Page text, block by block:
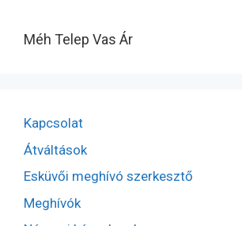
Méh Telep Vas Ár
Kapcsolat
Átváltások
Esküvői meghívó szerkesztő
Meghívók